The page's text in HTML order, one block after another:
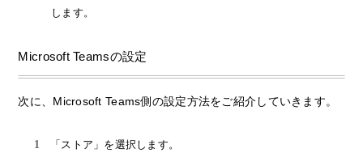
します。
Microsoft Teamsの設定
次に、Microsoft Teams側の設定方法をご紹介していきます。
「ストア」を選択します。